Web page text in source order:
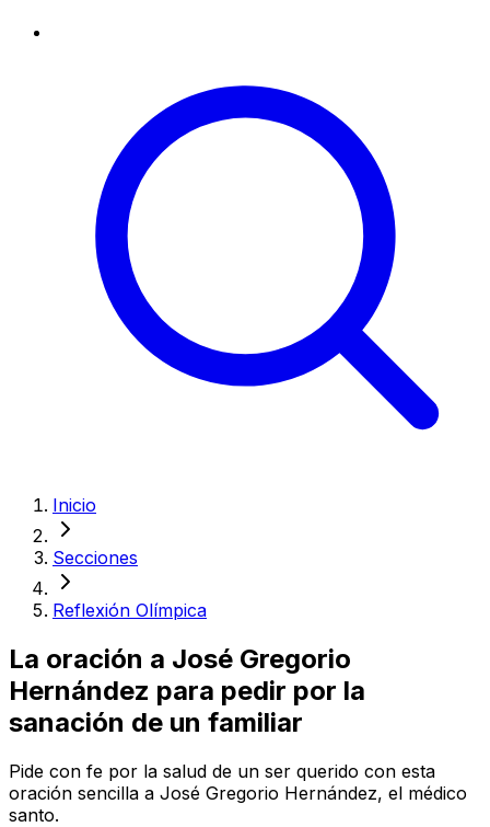
Inicio
Secciones
Reflexión Olímpica
La oración a José Gregorio
Hernández para pedir por la
sanación de un familiar
Pide con fe por la salud de un ser querido con esta
oración sencilla a José Gregorio Hernández, el médico
santo.